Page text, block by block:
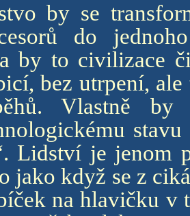
by se
do
by to civilizace
bez utrpení,
Vlastně
Lidství je jenom
jako když se z
na hlavičku v